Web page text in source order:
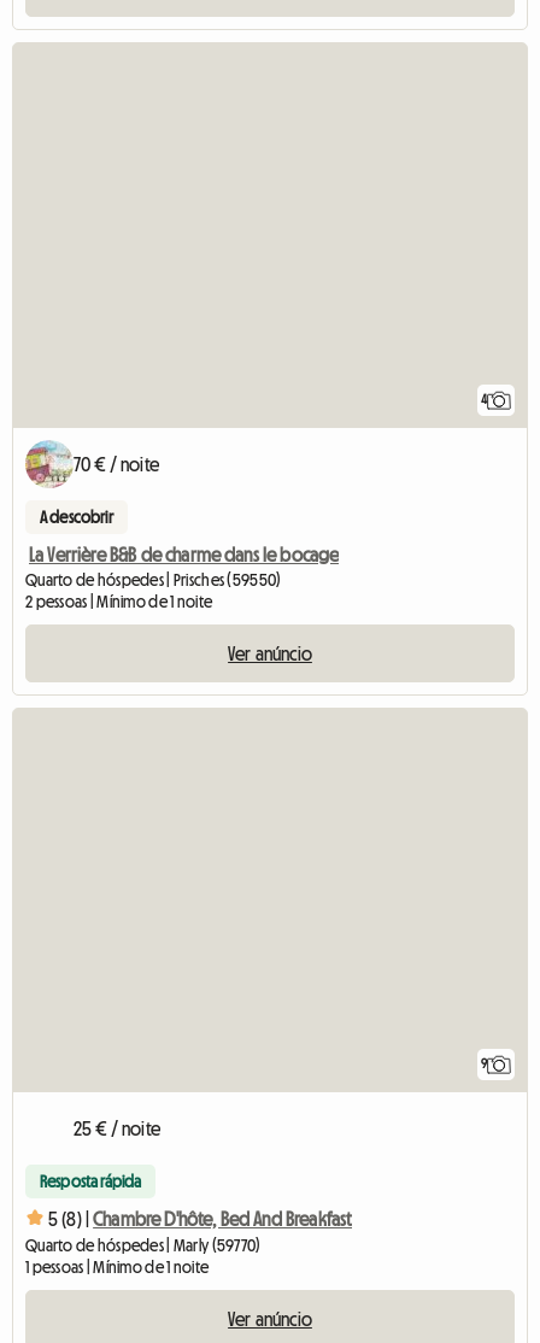
4
70 € / noite
A descobrir
La Verrière B&B de charme dans le bocage
Quarto de hóspedes | Prisches (59550)
2 pessoas | Mínimo de 1 noite
Ver anúncio
9
25 € / noite
Resposta rápida
5 (8) | Chambre D'hôte, Bed And Breakfast
Quarto de hóspedes | Marly (59770)
1 pessoas | Mínimo de 1 noite
Ver anúncio